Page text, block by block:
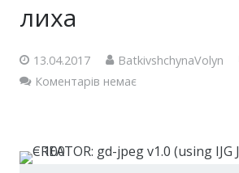
Громадські приймальні
Контакти
лиха
13.04.2017 BatkivshchynaVolyn
Коментарів немає